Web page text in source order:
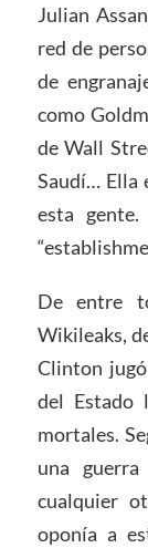
Julian
red de
de
como
de Wall
Saudí… Ella
esta
De entre
Wikileaks,
Clinton
del Estado
mortales.
una
cualquier
oponía a